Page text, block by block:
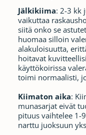
Jälkikiima: 2-3 kk
vaikuttaa
siitä onko se
huomaa silloin
alakuloisuutta,
hoitavat
käyttökoirissa
toimi normaalisti,
Kiimaton aika:
munasarjat eivät
pituus vaihtelee 1-
narttu juoksuun